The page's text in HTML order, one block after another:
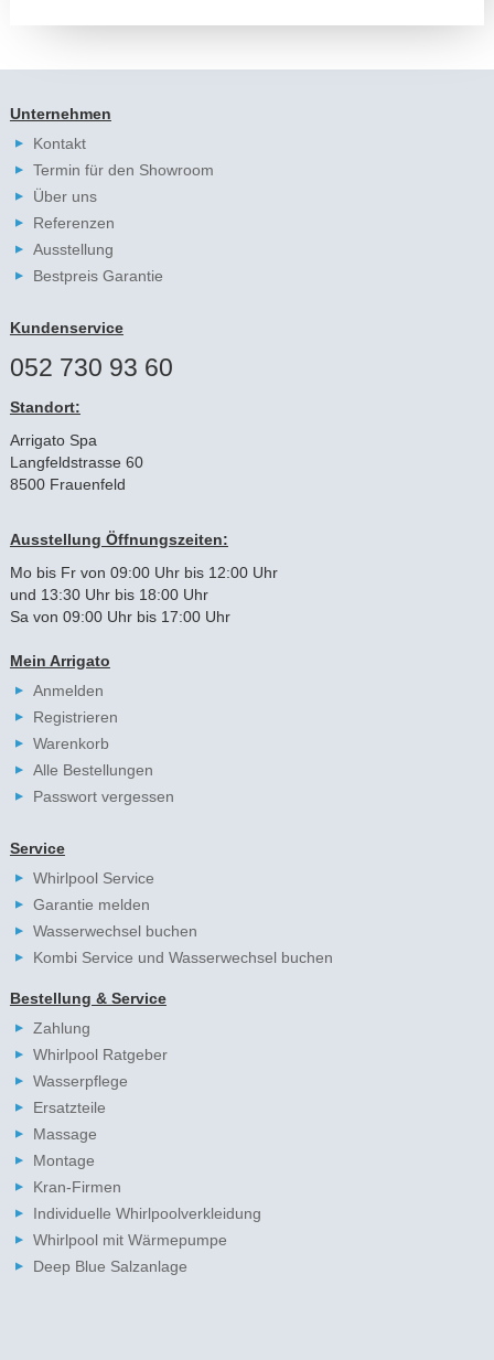
Unternehmen
Kontakt
Termin für den Showroom
Über uns
Referenzen
Ausstellung
Bestpreis Garantie
Kundenservice
052 730 93 60
Standort:
Arrigato Spa
Langfeldstrasse 60
8500 Frauenfeld
Ausstellung Öffnungszeiten:
Mo bis Fr von 09:00 Uhr bis 12:00 Uhr
und 13:30 Uhr bis 18:00 Uhr
Sa von 09:00 Uhr bis 17:00 Uhr
Mein Arrigato
Anmelden
Registrieren
Warenkorb
Alle Bestellungen
Passwort vergessen
Service
Whirlpool Service
Garantie melden
Wasserwechsel buchen
Kombi Service und Wasserwechsel buchen
Bestellung & Service
Zahlung
Whirlpool Ratgeber
Wasserpflege
Ersatzteile
Massage
Montage
Kran-Firmen
Individuelle Whirlpoolverkleidung
Whirlpool mit Wärmepumpe
Deep Blue Salzanlage